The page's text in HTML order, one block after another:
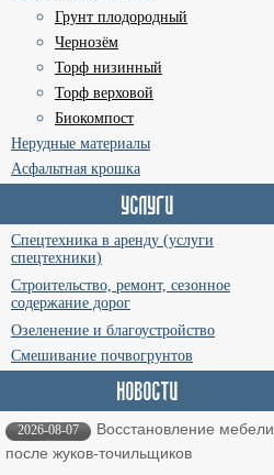
Грунт плодородный
Чернозём
Торф низинный
Торф верховой
Биокомпост
Нерудные материалы
Асфальтная крошка
Спецтехника в аренду (услуги
спецтехники)
Строительство, ремонт, сезонное
содержание дорог
Озеленение и благоустройство
Смешивание почвогрунтов
2026-08-07
Восстановление мебели
после жуков-точильщиков